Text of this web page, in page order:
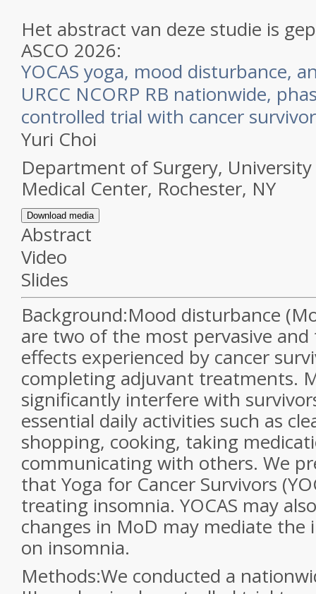
Het abstract van deze studie is
ASCO 2026:
YOCAS yoga, mood disturbance,
URCC NCORP RB nationwide,
controlled trial with cancer
Yuri Choi
Department of Surgery,
Medical Center, Rochester, NY
Download media
Abstract
Video
Slides
Background:Mood disturbance
are two of the most pervasive
effects experienced by cancer
completing adjuvant treatments.
significantly interfere with
essential daily activities such as
shopping, cooking, taking
communicating with others. We
that Yoga for Cancer Survivors
treating insomnia. YOCAS may
changes in MoD may mediate the
on insomnia.
Methods:We conducted a